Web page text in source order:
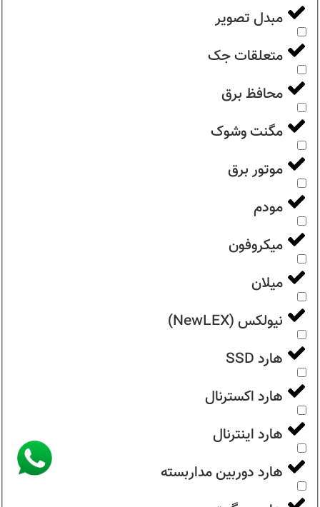
مبدل تصویر
متعلقات جک
محافظ برق
مگنت وشوک
موتور برق
مودم
میکروفون
میلان
نیولکس (NewLEX)
هارد SSD
هارد اکسترنال
هارد اینترنال
هارد دوربین مداربسته